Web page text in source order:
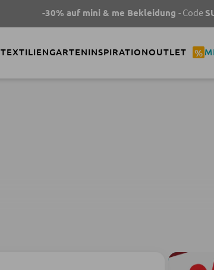
-30% auf mini & me Bekleidung- Code
TEXTILIENGARTENINSPIRATIONOUTLET %